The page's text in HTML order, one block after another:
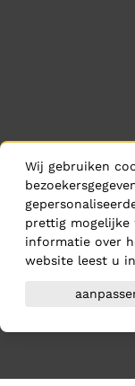
Wij gebruiken
prettig mogelijke
informatie over
website leest u